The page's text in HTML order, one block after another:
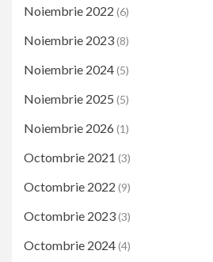
Noiembrie 2022 (6)
Noiembrie 2023(8)
Noiembrie 2024(5)
Noiembrie 2025 (5)
Noiembrie 2026 (1)
Octombrie 2021 (3)
Octombrie 2022 (9)
Octombrie 2023(3)
Octombrie 2024(4)